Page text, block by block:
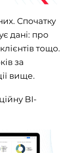
Спочатку
дані: про
тощо.
за
вище.
BI-